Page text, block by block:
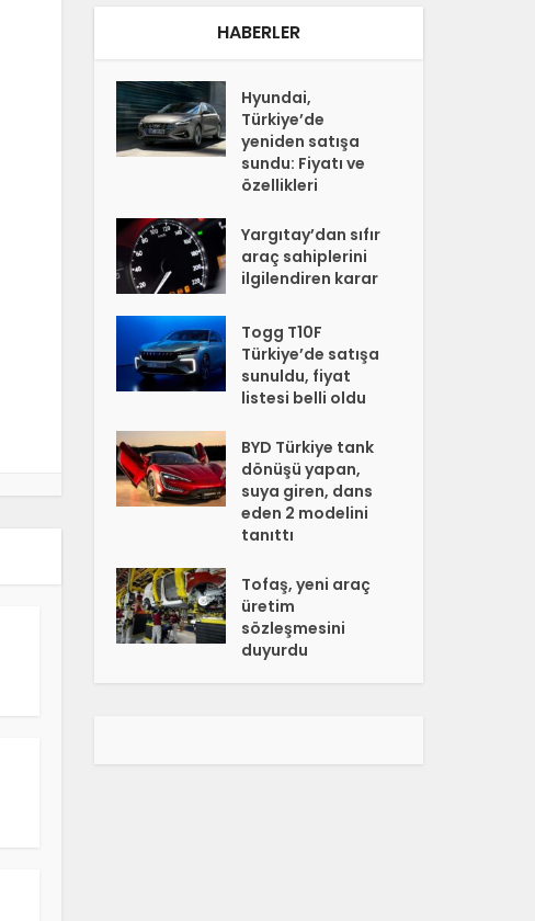
HABERLER
Hyundai,
Türkiye’de
yeniden satışa
sundu: Fiyatı ve
özellikleri
Yargıtay’dan sıfır
araç sahiplerini
ilgilendiren karar
Togg T10F
Türkiye’de satışa
sunuldu, fiyat
listesi belli oldu
BYD Türkiye tank
dönüşü yapan,
suya giren, dans
eden 2 modelini
tanıttı
Tofaş, yeni araç
üretim
sözleşmesini
duyurdu